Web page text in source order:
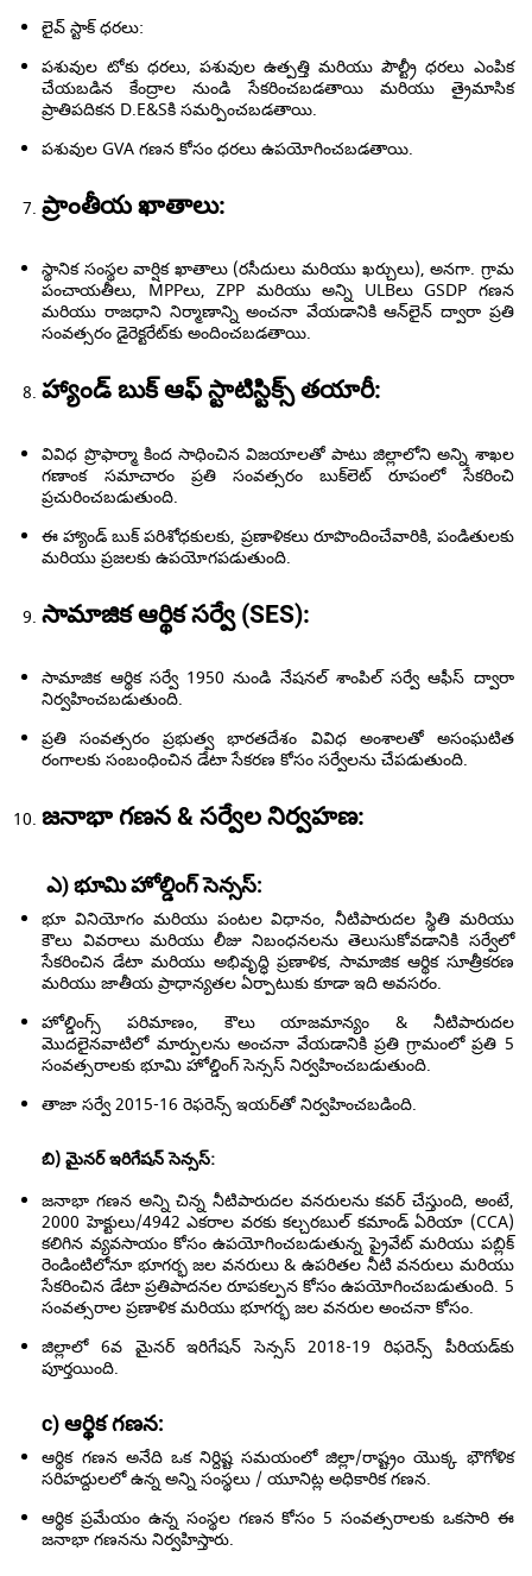
లైవ్ స్టాక్ ధరలు:
పశువుల టోకు ధరలు, పశువుల ఉత్పత్తి మరియు పౌల్ట్రీ ధరలు ఎంపిక
చేయబడిన కేంద్రాల నుండి సేకరించబడతాయి మరియు త్రైమాసిక
ప్రాతిపదికన D.E&Sకి సమర్పించబడతాయి.
పశువుల GVA గణన కోసం ధరలు ఉపయోగించబడతాయి.
ప్రాంతీయ ఖాతాలు:
స్థానిక సంస్థల వార్షిక ఖాతాలు (రసీదులు మరియు ఖర్చులు), అనగా. గ్రామ
పంచాయతీలు, MPPలు, ZPP మరియు అన్ని ULBలు GSDP గణన
మరియు రాజధాని నిర్మాణాన్ని అంచనా వేయడానికి ఆన్‌లైన్ ద్వారా ప్రతి
సంవత్సరం డైరెక్టరేట్‌కు అందించబడతాయి.
హ్యాండ్ బుక్ ఆఫ్ స్టాటిస్టిక్స్ తయారీ:
వివిధ ప్రొఫార్మా కింద సాధించిన విజయాలతో పాటు జిల్లాలోని అన్ని శాఖల
గణాంక సమాచారం ప్రతి సంవత్సరం బుక్‌లెట్ రూపంలో సేకరించి
ప్రచురించబడుతుంది.
ఈ హ్యాండ్ బుక్ పరిశోధకులకు, ప్రణాళికలు రూపొందించేవారికి, పండితులకు
మరియు ప్రజలకు ఉపయోగపడుతుంది.
సామాజిక ఆర్థిక సర్వే (SES):
సామాజిక ఆర్థిక సర్వే 1950 నుండి నేషనల్ శాంపిల్ సర్వే ఆఫీస్ ద్వారా
నిర్వహించబడుతుంది.
ప్రతి సంవత్సరం ప్రభుత్వ భారతదేశం వివిధ అంశాలతో అసంఘటిత
రంగాలకు సంబంధించిన డేటా సేకరణ కోసం సర్వేలను చేపడుతుంది.
జనాభా గణన & సర్వేల నిర్వహణ:
ఎ) భూమి హోల్డింగ్ సెన్సస్:
భూ వినియోగం మరియు పంటల విధానం, నీటిపారుదల స్థితి మరియు
కౌలు వివరాలు మరియు లీజు నిబంధనలను తెలుసుకోవడానికి సర్వేలో
సేకరించిన డేటా మరియు అభివృద్ధి ప్రణాళిక, సామాజిక ఆర్థిక సూత్రీకరణ
మరియు జాతీయ ప్రాధాన్యతల ఏర్పాటుకు కూడా ఇది అవసరం.
హోల్డింగ్స్ పరిమాణం, కౌలు యాజమాన్యం & నీటిపారుదల
మొదలైనవాటిలో మార్పులను అంచనా వేయడానికి ప్రతి గ్రామంలో ప్రతి 5
సంవత్సరాలకు భూమి హోల్డింగ్ సెన్సస్ నిర్వహించబడుతుంది.
తాజా సర్వే 2015-16 రెఫరెన్స్ ఇయర్‌తో నిర్వహించబడింది.
బి) మైనర్ ఇరిగేషన్ సెన్సస్:
జనాభా గణన అన్ని చిన్న నీటిపారుదల వనరులను కవర్ చేస్తుంది, అంటే,
2000 హెక్టులు/4942 ఎకరాల వరకు కల్చరబుల్ కమాండ్ ఏరియా (CCA)
కలిగిన వ్యవసాయం కోసం ఉపయోగించబడుతున్న ప్రైవేట్ మరియు పబ్లిక్
రెండింటిలోనూ భూగర్భ జల వనరులు & ఉపరితల నీటి వనరులు మరియు
సేకరించిన డేటా ప్రతిపాదనల రూపకల్పన కోసం ఉపయోగించబడుతుంది. 5
సంవత్సరాల ప్రణాళిక మరియు భూగర్భ జల వనరుల అంచనా కోసం.
జిల్లాలో 6వ మైనర్ ఇరిగేషన్ సెన్సస్ 2018-19 రిఫరెన్స్ పీరియడ్‌కు
పూర్తయింది.
c) ఆర్థిక గణన:
ఆర్థిక గణన అనేది ఒక నిర్దిష్ట సమయంలో జిల్లా/రాష్ట్రం యొక్క భౌగోళిక
సరిహద్దులలో ఉన్న అన్ని సంస్థలు / యూనిట్ల అధికారిక గణన.
ఆర్థిక ప్రమేయం ఉన్న సంస్థల గణన కోసం 5 సంవత్సరాలకు ఒకసారి ఈ
జనాభా గణనను నిర్వహిస్తారు.